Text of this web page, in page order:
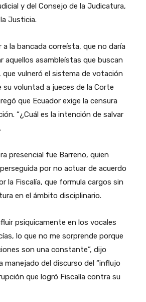
y del Consejo de la Judicatura,
Justicia.
la bancada correísta, que no daría
aquellos asambleístas que buscan
que vulneró el sistema de votación
voluntad a jueces de la Corte
que Ecuador exige la censura
“¿Cuál es la intención de salvar
presencial fue Barreno, quien
por no actuar de acuerdo
la Fiscalía, que formula cargos sin
en el ámbito disciplinario.
psiquicamente en los vocales
lo que no me sorprende porque
son una constante”, dijo
manejado del discurso del “influjo
que logró Fiscalía contra su